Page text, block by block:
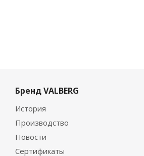
Бренд VALBERG
История
Производство
Новости
Сертификаты